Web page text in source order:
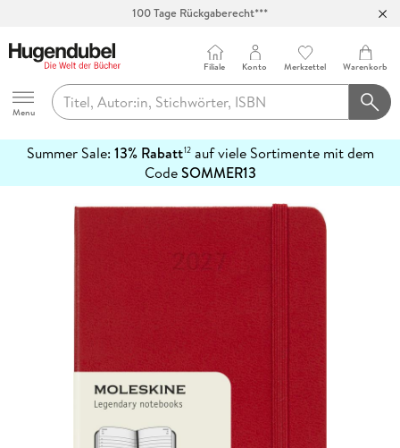
Hugendubel
Menu
Filiale Konto Merkzettel Warenkorb
Summer Sale: 13% Rabatt12auf viele Sortimente mit dem
CodeSOMMER13
erfahren